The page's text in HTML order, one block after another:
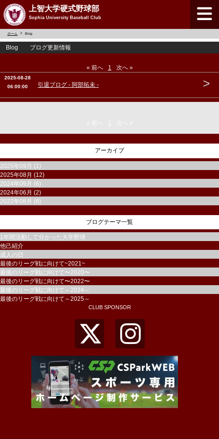
上智大学硬式野球部
Sophia University Baseball Club
ホーム Blog
Blog ブログ更新情報
« 前へ 1 次へ »
2025-08-28
06:00:00
引退ブログ - 阿部拓未 - >
1
アーカイブ
2025年09月 (1)
2025年08月 (12)
2024年09月 (6)
2024年06月 (2)
2022年08月 (8)
ブログテーマ一覧
1年間活動して分かった大学野球
他己紹介
成人の日
最後のリーグ戦に向けて~2021~
最後のリーグ戦に向けて〜2020〜
最後のリーグ戦に向けて〜2022〜
最後のリーグ戦に向けて～2024～
最後のリーグ戦に向けて～2025～
CLUB SPONSOR